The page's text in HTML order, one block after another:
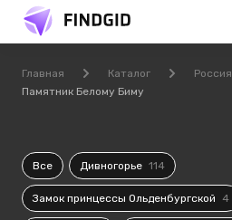
Главная Каталог Россия
Памятник Белому Биму
Все Дивногорье 114
Замок принцессы Ольденбургской 4